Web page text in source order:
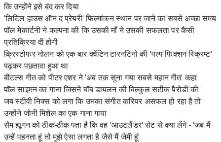
कि उन्होंने इसे बंद कर दिया
'लिटिल हाउस ऑन द प्रेयरी' फिल्मांकन स्थान पर जाने का सबसे अच्छा समय
पॉल मेकार्टनी ने कल्पना की कि उसकी माँ ने उसकी सफलता पर कैसी
प्रतिक्रिया दी होगी
क्रिस्टोफर नोलन को एक बार क्वेंटिन टारनटिनो की 'पल्प फिक्शन स्क्रिप्ट'
पढ़कर पछतावा हुआ था
बीटल्स गीत को पीटर एशर ने 'अब तक सुना गया सबसे महान गीत' कहा
पॉल साइमन का गाना जिसने बॉब डायलन की बिल्कुल सटीक पैरोडी की
जब स्टीवी निक्स को लगा कि उनका संगीत करियर असफल हो रहा है तो
उन्होंने जोनी मिशेल का एक गाना गाया
सैम ह्यूगन को ठीक-ठीक पता है कि वह 'आउटलैंडर' सेट से क्या लेंगे - 'जब मैं
उन्हें पहनता हूं तो मुझे ऐसा लगता है जैसे मैं जेमी हूं'